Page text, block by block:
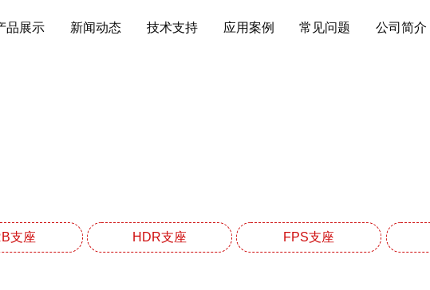
品展示 新闻动态 技术支持 应用案例 常见问题 公司简介
支座 HDR支座 FPS支座